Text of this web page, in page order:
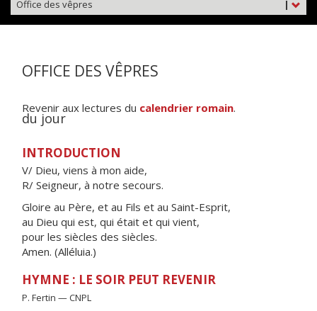
|
Office des vêpres
OFFICE DES VÊPRES
Revenir aux lectures du calendrier romain.
du jour
INTRODUCTION
V/ Dieu, viens à mon aide,
R/ Seigneur, à notre secours.
Gloire au Père, et au Fils et au Saint-Esprit,
au Dieu qui est, qui était et qui vient,
pour les siècles des siècles.
Amen. (Alléluia.)
HYMNE : LE SOIR PEUT REVENIR
P. Fertin — CNPL